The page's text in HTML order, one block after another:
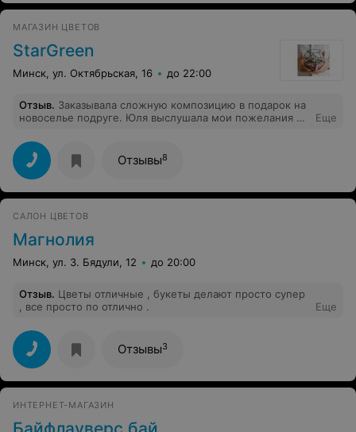
МАГАЗИН ЦВЕТОВ
StarGreen
Минск, ул. Октябрьская, 16 до 22:00
Отзыв. Заказывала сложную композицию в подарок на
новоселье подруге. Юля выслушала мои пожелания и
использовать,а еще и украсила композицию цветным
песком и камнями, теперь флорариум идеально
вписывается в интерьер квартиры моей подруги. Вот
это индивидуальный подход к каждому клиенту!
Спасибо! Буду обращаться еще и в ближайшее время
классному руководителю, будет ее долго радовать (а
не как цветы).
Еще
Отзывы8
САЛОН ЦВЕТОВ
Магнолия
Минск, ул. З. Бядули, 12 до 20:00
Отзыв. Цветы отличные , букеты делают просто супер
, все просто по отлично .
Еще
Отзывы3
ИНТЕРНЕТ-МАГАЗИН